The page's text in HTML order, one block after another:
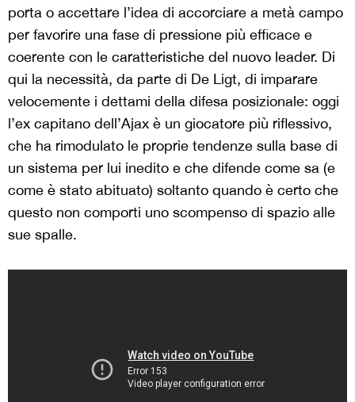
porta o accettare l’idea di accorciare a metà campo
per favorire una fase di pressione più efficace e
coerente con le caratteristiche del nuovo leader. Di
qui la necessità, da parte di De Ligt, di imparare
velocemente i dettami della difesa posizionale: oggi
l’ex capitano dell’Ajax è un giocatore più riflessivo,
che ha rimodulato le proprie tendenze sulla base di
un sistema per lui inedito e che difende come sa (e
come è stato abituato) soltanto quando è certo che
questo non comporti uno scompenso di spazio alle
sue spalle.